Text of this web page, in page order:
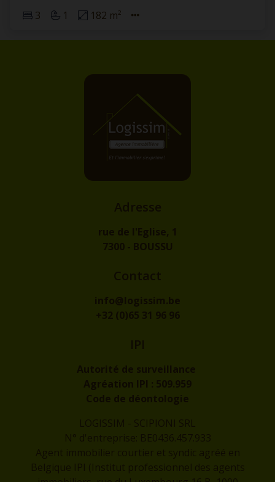
3 1 182 m²
Adresse
rue de l'Eglise, 1
7300 - BOUSSU
Contact
info@logissim.be
+32 (0)65 31 96 96
IPI
Autorité de surveillance
Agréation IPI : 509.959
Code de déontologie
LOGISSIM - SCIPIONI SRL
N° d'entreprise: BE0436.457.933
Agent immobilier courtier et syndic agréé en
Belgique IPI (Institut professionnel des agents